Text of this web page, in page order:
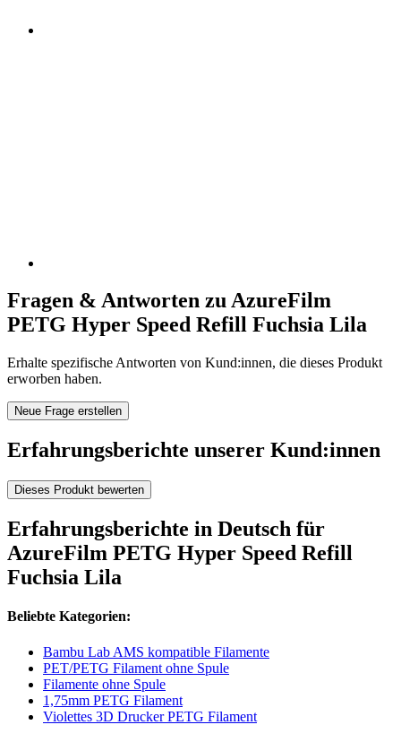
Fragen & Antworten zu AzureFilm
PETG Hyper Speed Refill Fuchsia Lila
Erhalte spezifische Antworten von Kund:innen, die dieses Produkt
erworben haben.
Neue Frage erstellen
Erfahrungsberichte unserer Kund:innen
Dieses Produkt bewerten
Erfahrungsberichte in Deutsch für
AzureFilm PETG Hyper Speed Refill
Fuchsia Lila
Beliebte Kategorien:
Bambu Lab AMS kompatible Filamente
PET/PETG Filament ohne Spule
Filamente ohne Spule
1,75mm PETG Filament
Violettes 3D Drucker PETG Filament